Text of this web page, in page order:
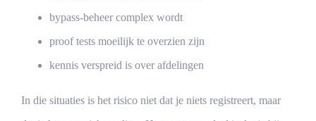
bypass-beheer complex wordt
proof tests moeilijk te overzien zijn
kennis verspreid is over afdelingen
In die situaties is het risico niet dat je niets registreert, maar